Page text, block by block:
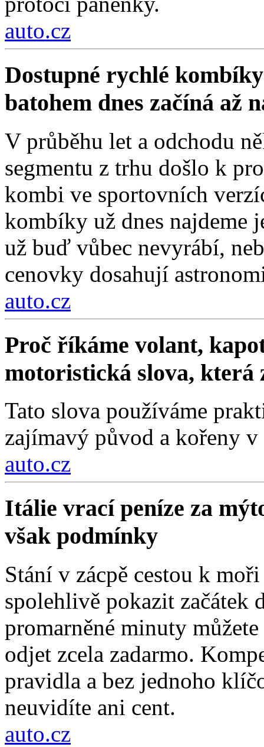
auto.cz
Dostupné rychlé
batohem dnes začíná až
V průběhu let a odchodu
segmentu z trhu došlo k
kombi ve sportovních
kombíky už dnes najdeme
už buď vůbec nevyrábí,
cenovky dosahují
auto.cz
Proč říkáme volant,
motoristická slova, která
Tato slova používáme
zajímavý původ a kořeny
auto.cz
Itálie vrací peníze za
však podmínky
Stání v zácpě cestou k
spolehlivě pokazit začátek
promarněné minuty
odjet zcela zadarmo.
pravidla a bez jednoho
neuvidíte ani cent.
auto.cz